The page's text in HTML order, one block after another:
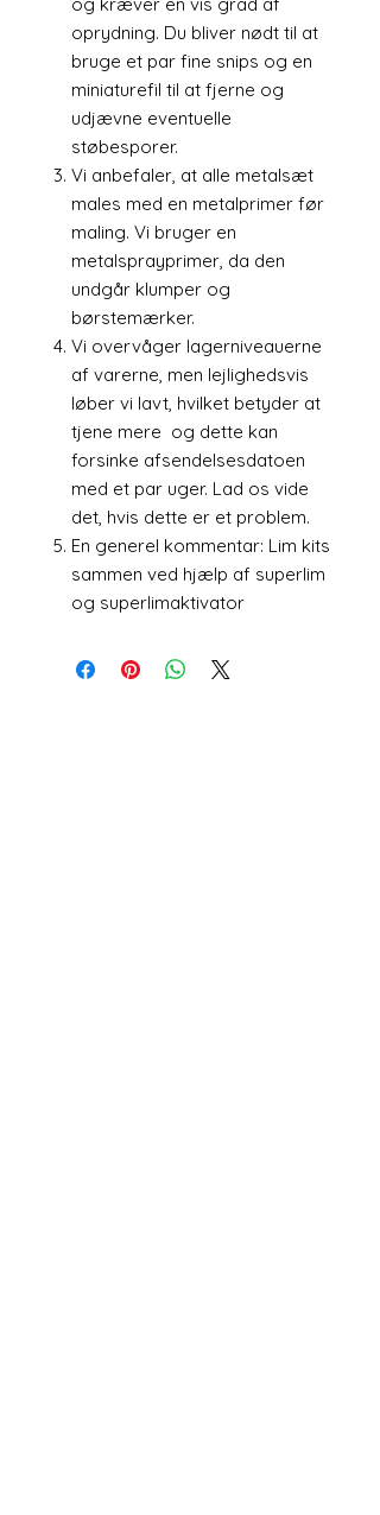
oprydning. Du bliver nødt til at
bruge et par fine snips og en
miniaturefil til at fjerne og
udjævne eventuelle
støbesporer.
Vi anbefaler, at alle metalsæt
males med en metalprimer før
maling. Vi bruger en
metalsprayprimer, da den
undgår klumper og
børstemærker.
Vi overvåger lagerniveauerne
af varerne, men lejlighedsvis
løber vi lavt, hvilket betyder at
tjene mere og dette kan
forsinke afsendelsesdatoen
med et par uger. Lad os vide
det, hvis dette er et problem.
En generel kommentar: Lim kits
sammen ved hjælp af superlim
og superlimaktivator